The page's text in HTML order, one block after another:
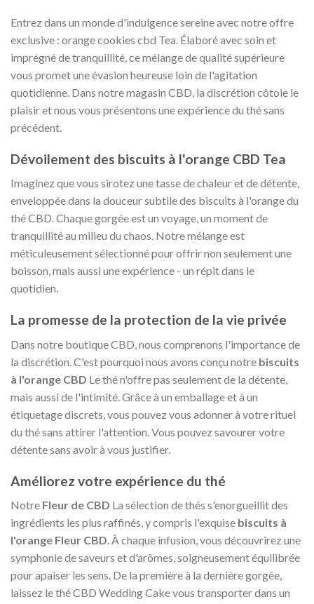
Entrez dans un monde d'indulgence sereine avec notre offre
exclusive : orange cookies cbd Tea. Élaboré avec soin et
imprégné de tranquillité, ce mélange de qualité supérieure
vous promet une évasion heureuse loin de l'agitation
quotidienne. Dans notre magasin CBD, la discrétion côtoie le
plaisir et nous vous présentons une expérience du thé sans
précédent.
Dévoilement des biscuits à l'orange CBD Tea
Imaginez que vous sirotez une tasse de chaleur et de détente,
enveloppée dans la douceur subtile des biscuits à l'orange du
thé CBD. Chaque gorgée est un voyage, un moment de
tranquillité au milieu du chaos. Notre mélange est
méticuleusement sélectionné pour offrir non seulement une
boisson, mais aussi une expérience - un répit dans le
quotidien.
La promesse de la protection de la vie privée
Dans notre boutique CBD, nous comprenons l'importance de
la discrétion. C'est pourquoi nous avons conçu notre biscuits
à l'orange CBD Le thé n'offre pas seulement de la détente,
mais aussi de l'intimité. Grâce à un emballage et à un
étiquetage discrets, vous pouvez vous adonner à votre rituel
du thé sans attirer l'attention. Vous pouvez savourer votre
détente sans avoir à vous justifier.
Améliorez votre expérience du thé
Notre Fleur de CBD La sélection de thés s'enorgueillit des
ingrédients les plus raffinés, y compris l'exquise biscuits à
l'orange Fleur CBD. À chaque infusion, vous découvrirez une
symphonie de saveurs et d'arômes, soigneusement équilibrée
pour apaiser les sens. De la première à la dernière gorgée,
laissez le thé CBD Wedding Cake vous transporter dans un